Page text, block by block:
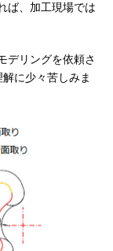
ば、加工現場では
デリングを依頼さ
に少々苦しみま